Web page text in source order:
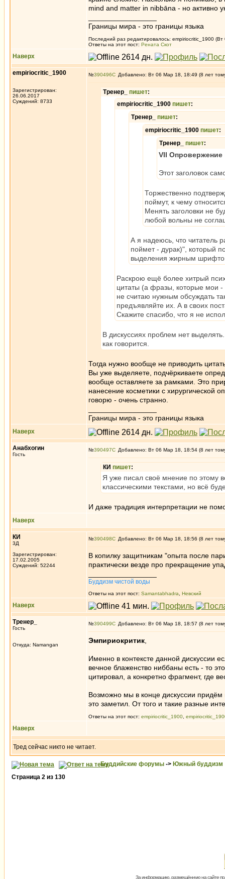
mind and matter in nibbāna - но активно
Границы мира - это границы языка
Последний раз редактировалось: empiriocritic_1900
Ответы на этот пост: Рената Скот
Наверх
empiriocritic_1900
Зарегистрирован:
26.06.2017
Суждений: 8733
№390496 Добавлено: Вт 06 Мар 18, 18:49 (8 лет
Тренер_ пишет:
empiriocritic_1900 пишет:
Тренер_ пишет:
empiriocritic_1900 пишет:
Тренер_ пишет:
VII Опровержение
Этот заголовок
Торжественно
поймут, к чему
Менять заголовки не
любой вольны не
А я надеюсь, что читатель
поймет - дурак)", который
выделения жирным
Раскрою ещё более хитрый
цитаты (а фразы, которые мои -
не считаю нужным обсуждать
предъявляйте их. А в своих
Скажите спасибо, что я не
В дискуссиях проблем нет
как говорится.
Тогда нужно вообще не приводить
Вы уже выделяете, подчёркиваете
вообще оставляете за рамками. Это
нанесение косметики с хирургической
говорю - очень странно.
Границы мира - это границы языка
Наверх
Анабхогин
Гость
№390497 Добавлено: Вт 06 Мар 18, 18:54 (8 лет
КИ пишет:
Я уже писал своё мнение по этому
классическими текстами, но всё
И даже традиция интерпретации не
Наверх
КИ
3Д
Зарегистрирован:
17.02.2005
Суждений: 52244
№390498 Добавлено: Вт 06 Мар 18, 18:56 (8 лет
В копилку защитникам "опыта после
практически везде про прекращение
Буддизм чистой воды
Ответы на этот пост: Samantabhadra Невский
Наверх
Тренер_
Гость
Откуда: Namangan
№390499 Добавлено: Вт 06 Мар 18, 18:57 (8 лет
Эмпириокритик
Именно в контексте данной дискуссии
вечное блаженство ниббаны есть - то
цитировал, а конкретно фрагмент, где
Возможно мы в конце дискуссии
это заметил. От того и такие разные
Ответы на этот пост: empiriocritic_1900
Наверх
Тред сейчас никто не читает.
Буддийские форумы -> Южный буддизм
Страница 2 из 130
За информацию, размещённую на сайте